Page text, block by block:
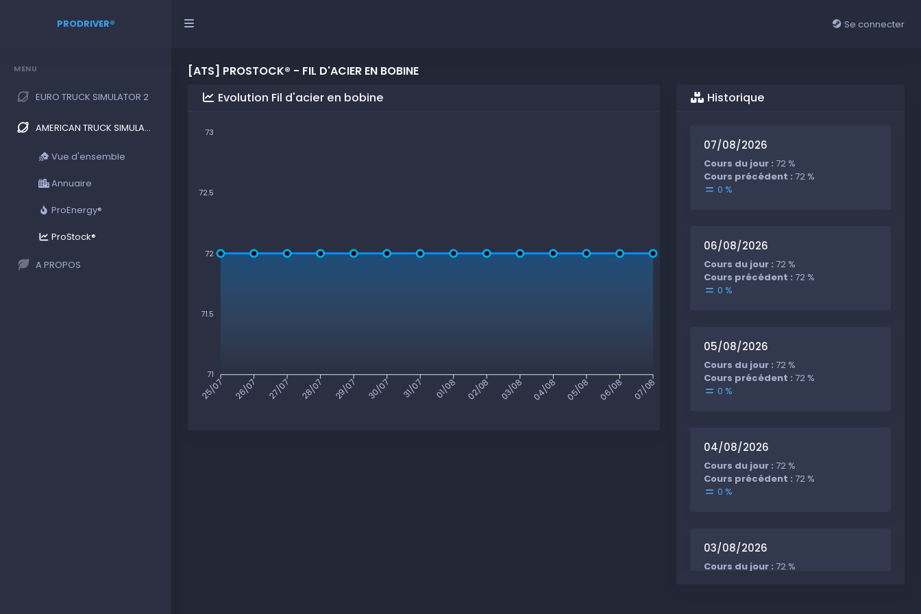
PRODRIVER® Se connecter
MENU
EURO TRUCK SIMULATOR 2
AMERICAN TRUCK SIMULATOR
Vue d'ensemble
Annuaire
ProEnergy®
ProStock®
A PROPOS
[ATS] PROSTOCK® - FIL D'ACIER EN BOBINE
Evolution Fil d'acier en bobine
73
72.5
72
71.5
71
25/07 26/07 27/07 28/07 29/07 30/07 31/07 01/08 02/08 03/08 04/08 05/08 06/08 07/08
Historique
07/08/2026
Cours du jour : 72 %
Cours précédent : 72 %
0 %
06/08/2026
Cours du jour : 72 %
Cours précédent : 72 %
0 %
05/08/2026
Cours du jour : 72 %
Cours précédent : 72 %
0 %
04/08/2026
Cours du jour : 72 %
Cours précédent : 72 %
0 %
03/08/2026
Cours du jour : 72 %